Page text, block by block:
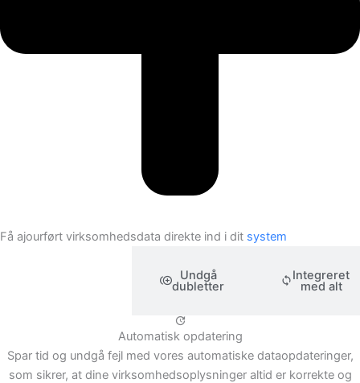
Få ajourført virksomhedsdata direkte ind i dit system
Undgå
dubletter
Integreret
med alt
Automatisk opdatering
Spar tid og undgå fejl med vores automatiske dataopdateringer,
som sikrer, at dine virksomhedsoplysninger altid er korrekte og